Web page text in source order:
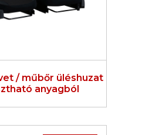
/ műbőr üléshuzat
anyagból